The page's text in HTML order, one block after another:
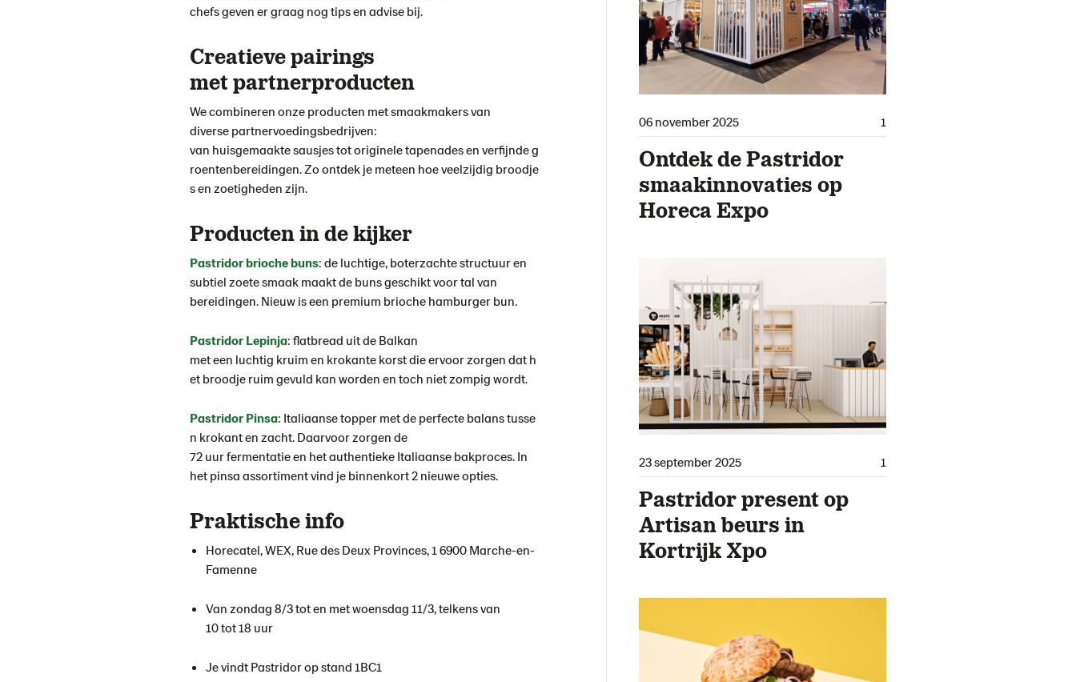
chefs geven er graag nog tips en advise bij.
Creatieve pairings
met partnerproducten
We combineren onze producten met smaakmakers van
diverse partnervoedingsbedrijven:
van huisgemaakte sausjes tot originele tapenades en verfijnde g
roentenbereidingen. Zo ontdek je meteen hoe veelzijdig broodje
s en zoetigheden zijn.
Producten in de kijker
Pastridor brioche buns: de luchtige, boterzachte structuur en
subtiel zoete smaak maakt de buns geschikt voor tal van
bereidingen. Nieuw is een premium brioche hamburger bun.
Pastridor Lepinja: flatbread uit de Balkan
met een luchtig kruim en krokante korst die ervoor zorgen dat h
et broodje ruim gevuld kan worden en toch niet zompig wordt.
Pastridor Pinsa: Italiaanse topper met de perfecte balans tusse
n krokant en zacht. Daarvoor zorgen de
72 uur fermentatie en het authentieke Italiaanse bakproces. In
het pinsa assortiment vind je binnenkort 2 nieuwe opties.
Praktische info
Horecatel, WEX, Rue des Deux Provinces, 1 6900 Marche-en-
Famenne
Van zondag 8/3 tot en met woensdag 11/3, telkens van
10 tot 18 uur
Je vindt Pastridor op stand 1BC1
06 november 2025 1
Ontdek de Pastridor
smaakinnovaties op
Horeca Expo
23 september 2025 1
Pastridor present op
Artisan beurs in
Kortrijk Xpo